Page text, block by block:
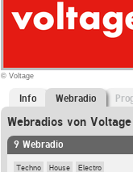
© Voltage
Info Webradio
Webradios von Voltage
9 Webradio
Techno House Electro